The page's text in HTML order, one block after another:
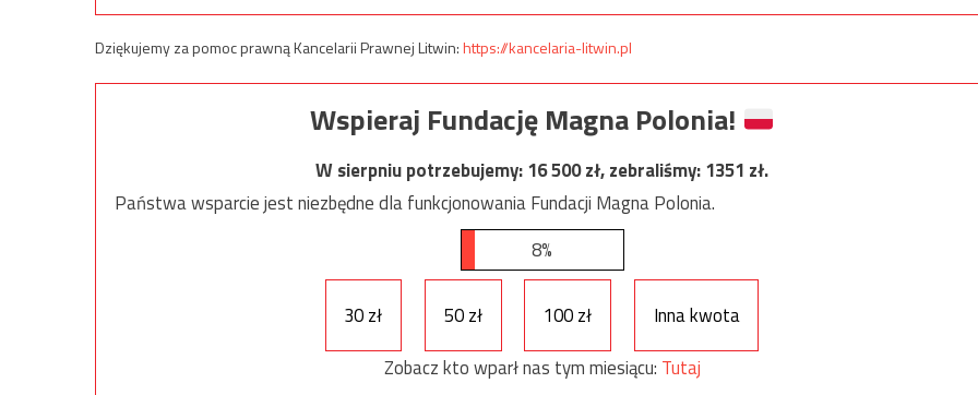
Dziękujemy za pomoc prawną Kancelarii Prawnej Litwin:https://kancelaria-litwin.pl
Wspieraj Fundację Magna Polonia!
W sierpniu potrzebujemy:16 500zł, zebraliśmy:1351 zł.
Państwa wsparcie jest niezbędne dla funkcjonowania Fundacji Magna Polonia.
8%
30 zł 50 zł 100 zł
Inna kwota
Zobacz kto wparł nas tym miesiącu: Tutaj